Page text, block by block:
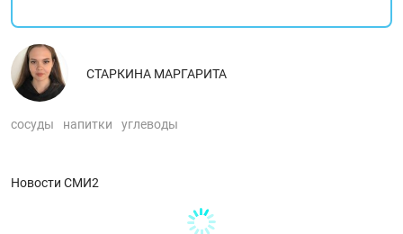
СТАРКИНА МАРГАРИТА
сосуды напитки углеводы
Новости СМИ2